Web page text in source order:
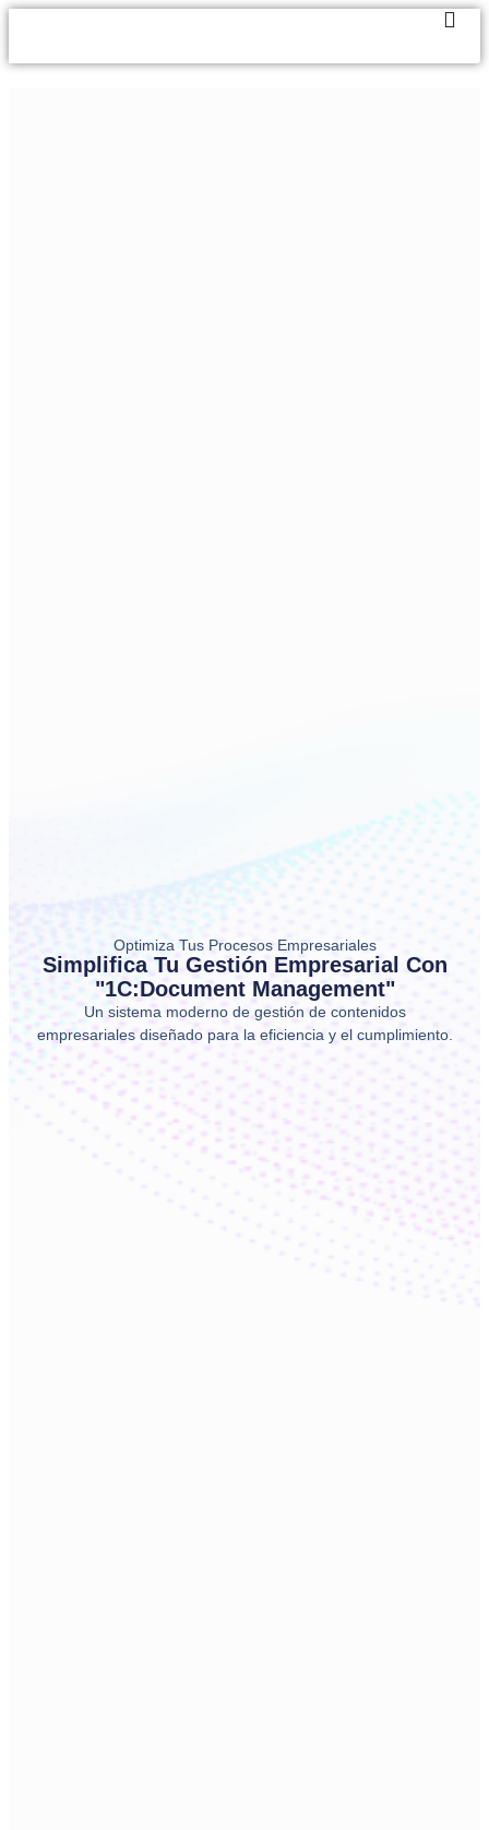
Optimiza Tus Procesos Empresariales
Simplifica Tu Gestión Empresarial Con
"1C:Document Management"
Un sistema moderno de gestión de contenidos
empresariales diseñado para la eficiencia y el cumplimiento.